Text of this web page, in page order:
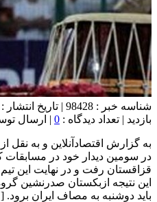
بازدید | تعداد دیدگاه : 0 | ارسال
به گزارش اقتصادآنلاین و به نقل
در سومین دیدار خود در
باید دوشنبه به مصاف ایران